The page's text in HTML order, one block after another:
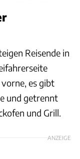
Reisende in
es gibt
und getrennt
und Grill.
ANZEIGE